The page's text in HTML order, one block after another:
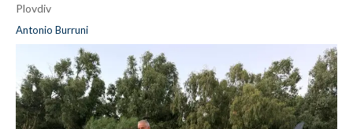
Plovdiv
Antonio Burruni